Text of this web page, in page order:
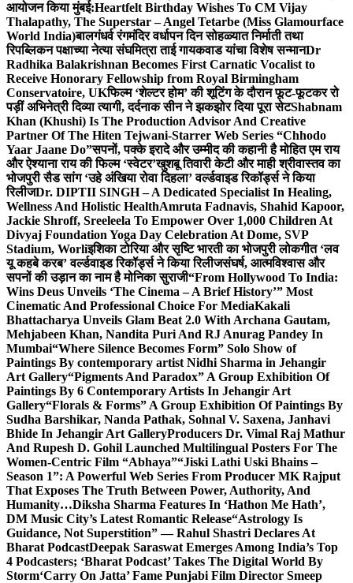
आयोजन किया मुंबई:Heartfelt Birthday Wishes To CM Vijay
Thalapathy, The Superstar – Angel Tetarbe (Miss Glamourface
World India)बालगंधर्व रंगमंदिर वर्धापन दिन सोहळ्यात निर्माती तथा
रिपब्लिकन पक्षाच्या नेत्या संघमित्रा ताई गायकवाड यांचा विशेष सन्मानDr
Radhika Balakrishnan Becomes First Carnatic Vocalist to
Receive Honorary Fellowship from Royal Birmingham
Conservatoire, UKफिल्म ‘शेल्टर होम’ की शूटिंग के दौरान फूट-फूटकर रो
पड़ीं अभिनेत्री दिव्या त्यागी, दर्दनाक सीन ने झकझोर दिया पूरा सेटShabnam
Khan (Khushi) Is The Production Advisor And Creative
Partner Of The Hiten Tejwani-Starrer Web Series “Chhodo
Yaar Jaane Do”सपनों, पक्के इरादे और उम्मीद की कहानी है मोहित एम राय
और ऐश्याना राय की फिल्म ‘स्वेटर’खुशबू तिवारी केटी और माही श्रीवास्तव का
भोजपुरी सैड सांग ‘उहे अंखिया रोवा दिहला’ वर्ल्डवाइड रिकॉर्ड्स ने किया
रिलीजDr. DIPTII SINGH – A Dedicated Specialist In Healing,
Wellness And Holistic HealthAmruta Fadnavis, Shahid Kapoor,
Jackie Shroff, Sreeleela To Empower Over 1,000 Children At
Divyaj Foundation Yoga Day Celebration At Dome, SVP
Stadium, Worliइशिका टोरिया और सृष्टि भारती का भोजपुरी लोकगीत ‘लव
यू कहबे करब’ वर्ल्डवाइड रिकॉर्ड्स ने किया रिलीजसंघर्ष, आत्मविश्वास और
सपनों की उड़ान का नाम है मोनिका सुराजी“From Hollywood To India:
Wins Deus Unveils ‘The Cinema – A Brief History’” Most
Cinematic And Professional Choice For MediaKakali
Bhattacharya Unveils Glam Beat 2.0 With Archana Gautam,
Mehjabeen Khan, Nandita Puri And RJ Anurag Pandey In
Mumbai“Where Silence Becomes Form” Solo Show of
Paintings By contemporary artist Nidhi Sharma in Jehangir
Art Gallery“Pigments And Paradox” A Group Exhibition Of
Paintings By 6 Contemporary Artists In Jehangir Art
Gallery“Florals & Forms” A Group Exhibition Of Paintings By
Sudha Barshikar, Nanda Pathak, Sohnal V. Saxena, Janhavi
Bhide In Jehangir Art GalleryProducers Dr. Vimal Raj Mathur
And Rupesh D. Gohil Launched Multilingual Posters For The
Women-Centric Film “Abhaya”“Jiski Lathi Uski Bhains –
Season 1”: A Powerful Web Series From Producer MK Rajput
That Exposes The Truth Between Power, Authority, And
Humanity…Diksha Sharma Features In ‘Hathon Me Hath’,
DM Music City’s Latest Romantic Release“Astrology Is
Guidance, Not Superstition” — Rahul Shastri Declares At
Bharat PodcastDeepak Saraswat Emerges Among India’s Top
4 Podcasters; ‘Bharat Podcast’ Takes The Digital World By
Storm‘Carry On Jatta’ Fame Punjabi Film Director Smeep